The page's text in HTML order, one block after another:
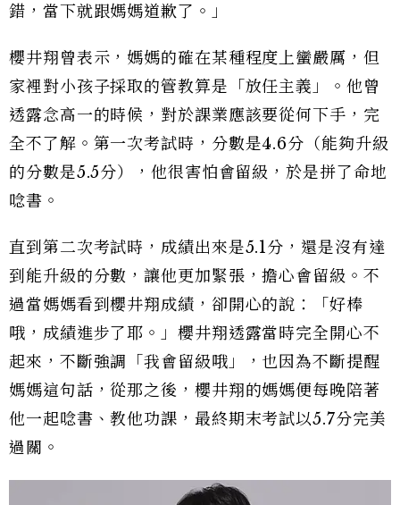
錯，當下就跟媽媽道歉了。」
櫻井翔曾表示，媽媽的確在某種程度上蠻嚴厲，但
家裡對小孩子採取的管教算是「放任主義」。他曾
透露念高一的時候，對於課業應該要從何下手，完
全不了解。第一次考試時，分數是4.6分（能夠升級
的分數是5.5分），他很害怕會留級，於是拼了命地
唸書。
直到第二次考試時，成績出來是5.1分，還是沒有達
到能升級的分數，讓他更加緊張，擔心會留級。不
過當媽媽看到櫻井翔成績，卻開心的說：「好棒
哦，成績進步了耶。」櫻井翔透露當時完全開心不
起來，不斷強調「我會留級哦」，也因為不斷提醒
媽媽這句話，從那之後，櫻井翔的媽媽便每晚陪著
他一起唸書、教他功課，最終期末考試以5.7分完美
過關。